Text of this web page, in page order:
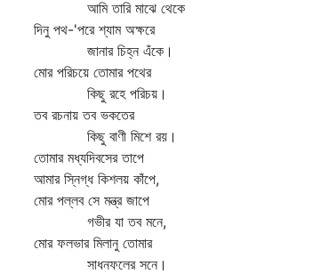
আমি তারি মাঝে থেকে
দিনু পথ-'পরে শ্যাম অক্ষরে
জানার চিহ্ন এঁকে।
মোর পরিচয়ে তোমার পথের
কিছু রহে পরিচয়।
তব রচনায় তব ভকতের
কিছু বাণী মিশে রয়।
তোমার মধ্যদিবসের তাপে
আমার স্নিগ্ধ কিশলয় কাঁপে,
মোর পল্লব সে মন্ত্র জাপে
গভীর যা তব মনে,
মোর ফলভার মিলানু তোমার
সাধনফলের সনে।